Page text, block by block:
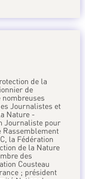
de la
de
nombreuses
Journalistes et
Nature -
Journaliste pour
Rassemblement
la Fédération
de la Nature
des
Cousteau
; président